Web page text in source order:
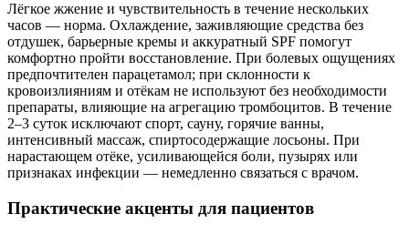
Лёгкое жжение и чувствительность в течение нескольких
часов — норма. Охлаждение, заживляющие средства без
отдушек, барьерные кремы и аккуратный SPF помогут
комфортно пройти восстановление. При болевых ощущениях
предпочтителен парацетамол; при склонности к
кровоизлияниям и отёкам не используют без необходимости
препараты, влияющие на агрегацию тромбоцитов. В течение
2–3 суток исключают спорт, сауну, горячие ванны,
интенсивный массаж, спиртосодержащие лосьоны. При
нарастающем отёке, усиливающейся боли, пузырях или
признаках инфекции — немедленно связаться с врачом.
Практические акценты для пациентов